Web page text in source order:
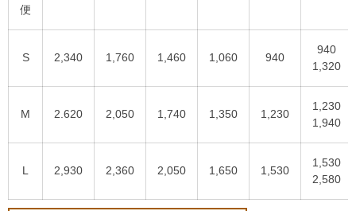
便
S 2,340 1,760 1,460 1,060 940
940
1,320
M 2.620 2,050 1,740 1,350 1,230
1,230
1,940
2,930 2,360 2,050 1,650 1,530
1,530
2,580